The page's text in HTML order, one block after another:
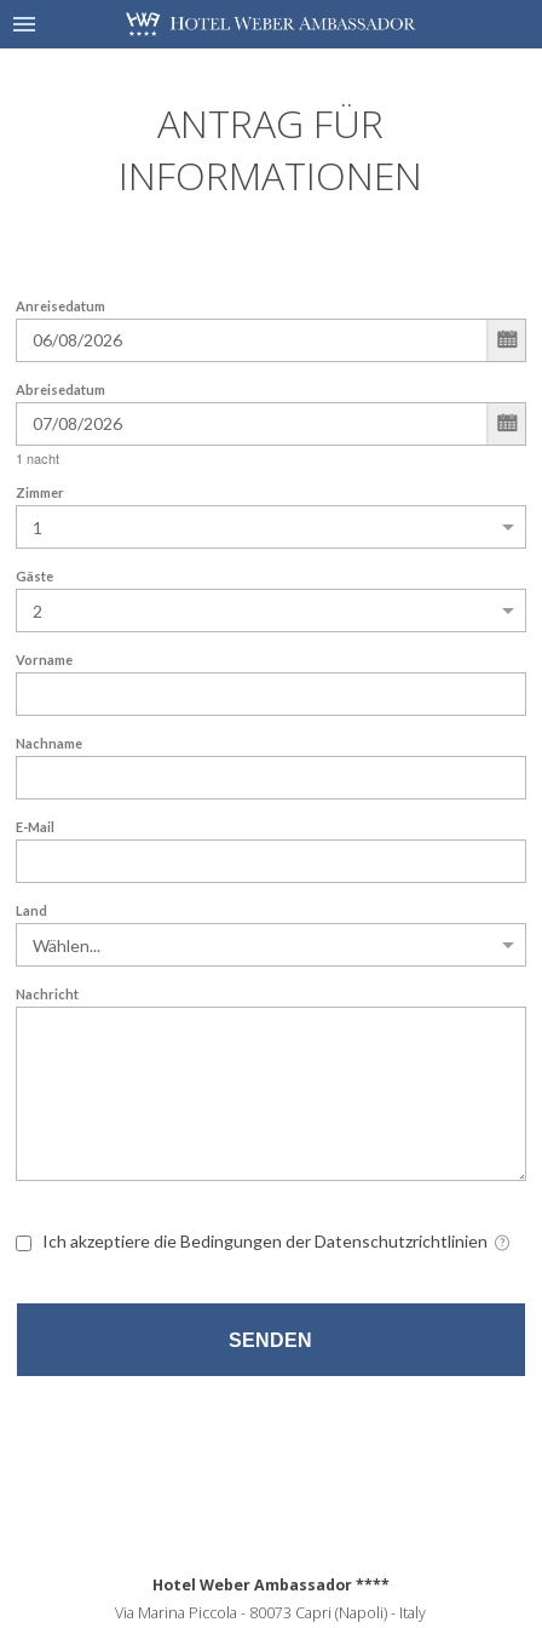
ANTRAG FÜR
INFORMATIONEN
Anreisedatum
Abreisedatum
1 nacht
Zimmer
Gäste
Vorname
Nachname
E-Mail
Land
Nachricht
Ich akzeptiere die Bedingungen der Datenschutzrichtlinien
SENDEN
Hotel Weber Ambassador****
Via Marina Piccola - 80073 Capri (Napoli)- Italy